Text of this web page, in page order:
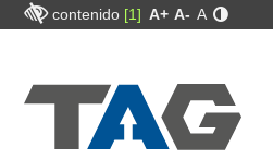
contenido [1] A+ A- A